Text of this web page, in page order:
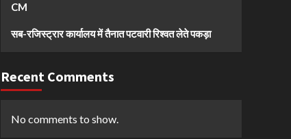
CM
सब-रजिस्ट्रार कार्यालय में तैनात पटवारी रिश्वत लेते पकड़ा
Recent Comments
No comments to show.